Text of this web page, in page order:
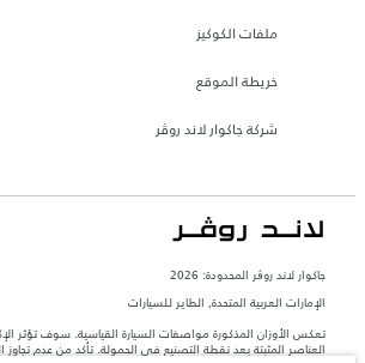
ملفات الكوكيز
خريطة الموقع
شركة جاكوار لاند روڤر
جاكوار لاند روڨر المحدودة: 2026
الإمارات العربية المتحدة, الطاير للسيارات
تعكس الأوزان المذكورة مواصفات السيارة القياسية. سوف تؤثر
العناصر المثبتة بعد نقطة التصنيع في الحمولة. تأكد من عدم تجاوز